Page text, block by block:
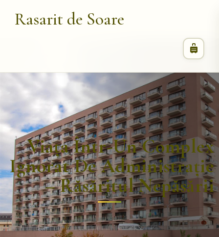
Rasarit de Soare
Viața Într-Un Complex
Ignorat De Administrație
– Răsăritul Nepăsării